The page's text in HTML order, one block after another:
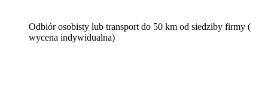
Odbiór osobisty lub transport do 50 km od siedziby firmy (
wycena indywidualna)